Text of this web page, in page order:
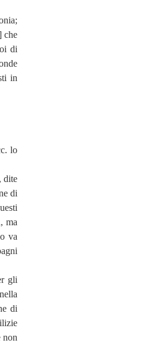
che
di
in
lo
dite
di
ma
va
gli
di
non